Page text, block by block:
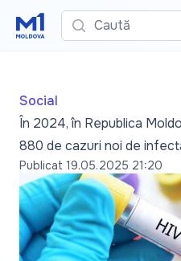
Caută
Social
În 2024, în Republica
880 de cazuri noi de
Publicat 19.05.2025 21:20